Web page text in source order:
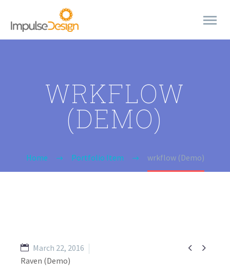
WRKFLOW
(DEMO)
Home Portfolio Item wrkflow (Demo)
 
March 22, 2016
Raven (Demo)